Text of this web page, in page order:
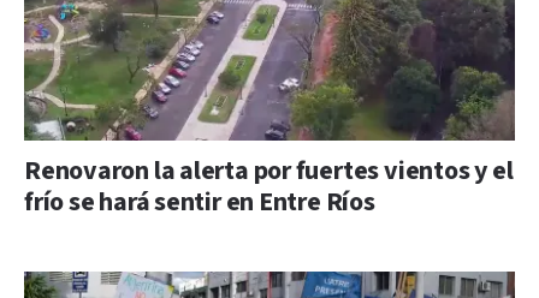
Renovaron la alerta por fuertes vientos y el
frío se hará sentir en Entre Ríos